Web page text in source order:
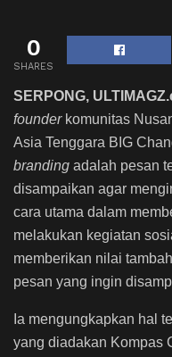
0
SHARES
SERPONG,
founderkomunitas
Asia Tenggara BIG
branding adalah pesan
disampaikan agar
cara utama dalam
melakukan kegiatan
memberikan nilai
pesan yang ingin
Ia mengungkapkan hal
yang diadakan Kompas